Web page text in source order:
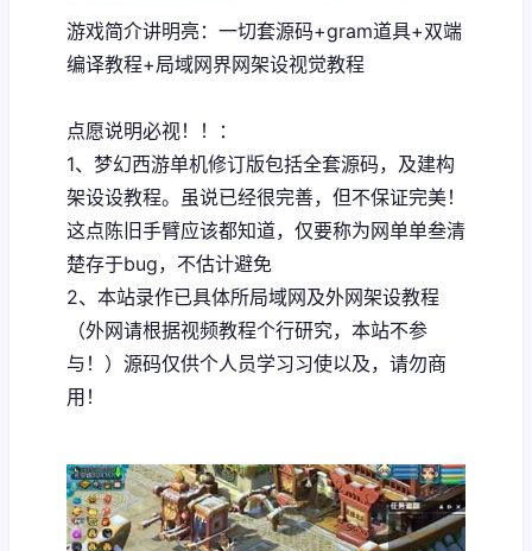
游戏简介讲明亮：一切套源码+gram道具+双端
编译教程+局域网界网架设视觉教程
点愿说明必视！！：
1、 梦幻西游单机修订版包括全套源码，及建构
架设设教程。虽说已经很完善，但不保证完美！
这点陈旧手臂应该都知道，仅要称为网单单叁清
楚存于bug，不估计避免
2、本站录作已具体所局域网及外网架设教程
（外网请根据视频教程个行研究，本站不参
与！）源码仅供个人员学习习使以及，请勿商
用！